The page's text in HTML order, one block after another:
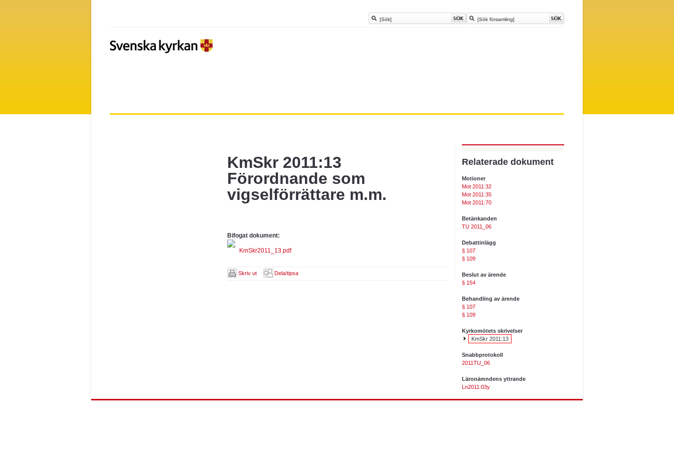
KmSkr 2011:13
Förordnande som
vigselförrättare m.m.
Bifogat dokument:
KmSkr2011_13.pdf
Skriv ut Dela/tipsa
Relaterade dokument
Motioner
Mot 2011:32
Mot 2011:35
Mot 2011:70
Betänkanden
TU 2011_06
Debattinlägg
§ 107
§ 109
Beslut av ärende
§ 154
Behandling av ärende
§ 107
§ 109
Kyrkomötets skrivelser
KmSkr 2011:13
Snabbprotokoll
2011TU_06
Läronämndens yttrande
Ln2011:03y